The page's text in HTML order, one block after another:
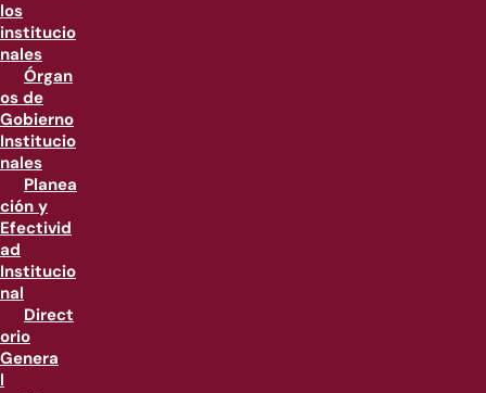
los
institucio
nales
Órgan
os de
Gobierno
Institucio
nales
Planea
ción y
Efectivid
ad
Institucio
nal
Direct
orio
Genera
l